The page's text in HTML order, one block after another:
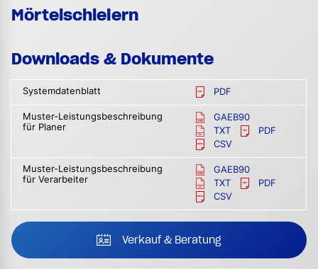
Mörtelschleiern
Downloads & Dokumente
Systemdatenblatt PDF
Muster-Leistungsbeschreibung
für Planer
GAEB90
TXT
PDF
CSV
Muster-Leistungsbeschreibung
für Verarbeiter
GAEB90
TXT
PDF
CSV
Verkauf & Beratung